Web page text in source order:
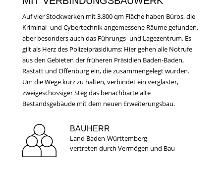
Auf vier Stockwerken mit 3.800 qm Fläche haben Büros, die
Kriminal- und Cybertechnik angemessene Räume gefunden,
aber besonders auch das Führungs- und Lagezentrum. Es
gilt als Herz des Polizeipräsidiums: Hier gehen alle Notrufe
aus den Gebieten der früheren Präsidien Baden-Baden,
Rastatt und Offenburg ein, die zusammengelegt wurden.
Um die Wege kurz zu halten, verbindet ein verglaster,
zweigeschossiger Steg das benachbarte alte
Bestandsgebäude mit dem neuen Erweiterungsbau.
BAUHERR
Land Baden-Württemberg
vertreten durch Vermögen und Bau